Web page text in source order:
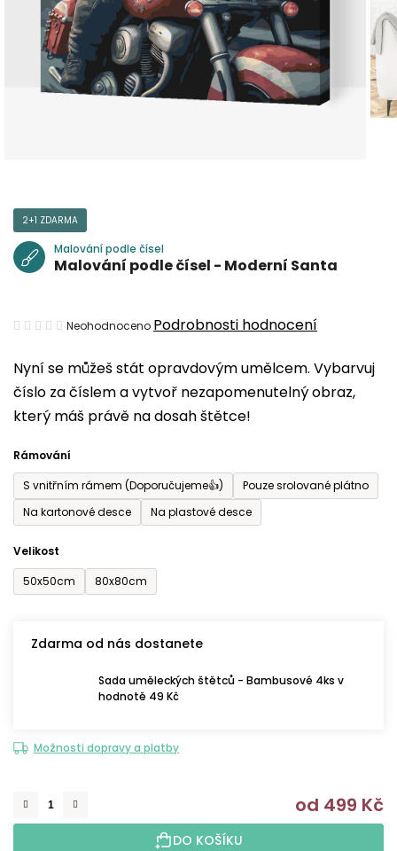
Nyní se můžeš stát opravdovým umělcem. Vybarvuj
číslo za číslem a vytvoř nezapomenutelný obraz,
který máš právě na dosah štětce!
Rámování
S vnitřním rámem (Doporučujeme👍)
Pouze srolované plátno
Na kartonové desce
Na plastové desce
Velikost
50x50cm
80x80cm
Zdarma od nás dostanete
Sada uměleckých štětců - Bambusové 4ks v
hodnotě 49 Kč
Možnosti dopravy a platby
od 499 Kč
DO KOŠÍKU
2+1 ZDARMA
Malování podle čísel
Malování podle čísel - Moderní Santa
Průměrné
produktu
je
0,0
5
hvězdiček.
Neohodnoceno Podrobnosti hodnocení